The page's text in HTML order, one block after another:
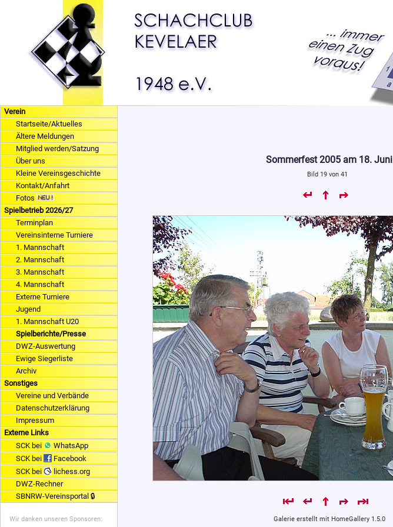
Verein
Startseite/Aktuelles
Ältere Meldungen
Mitglied werden/Satzung
Über uns
Kleine Vereinsgeschichte
Kontakt/Anfahrt
Fotos
Spielbetrieb 2026/27
Terminplan
Vereinsinterne Turniere
1. Mannschaft
2. Mannschaft
3. Mannschaft
4. Mannschaft
Externe Turniere
Jugend
1. Mannschaft U20
Spielberichte/Presse
DWZ-Auswertung
Ewige Siegerliste
Archiv
Sonstiges
Vereine und Verbände
Datenschutzerklärung
Impressum
Externe Links
SCK bei
WhatsApp
SCK bei
Facebook
SCK bei
lichess.org
DWZ-Rechner
SBNRW-Vereinsportal 🔒
Wir danken unseren Sponsoren:
Sommerfest 2005 am 18. Juni
Bild 19 von 41
Galerie erstellt mit HomeGallery 1.5.0